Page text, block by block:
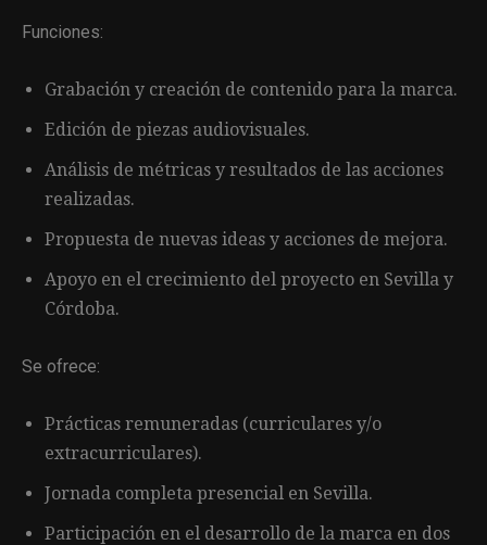
Funciones:
Grabación y creación de contenido para la marca.
Edición de piezas audiovisuales.
Análisis de métricas y resultados de las acciones
realizadas.
Propuesta de nuevas ideas y acciones de mejora.
Apoyo en el crecimiento del proyecto en Sevilla y
Córdoba.
Se ofrece:
Prácticas remuneradas (curriculares y/o
extracurriculares).
Jornada completa presencial en Sevilla.
Participación en el desarrollo de la marca en dos